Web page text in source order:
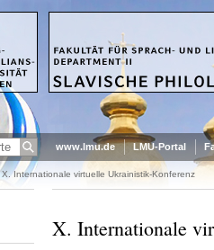
www.lmu.de LMU-Portal
X. Internationale virtuelle Ukrainistik-Konferenz
X. Internationale